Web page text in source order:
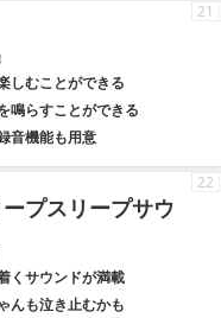
しむことができる
鳴らすことができる
音機能も用意
21
プスリープサウ
くサウンドが満載
んも泣き止むかも
22